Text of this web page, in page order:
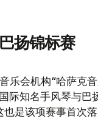
扬锦标赛
乐会机构“哈萨克
际知名手风琴与
是该项赛事首次